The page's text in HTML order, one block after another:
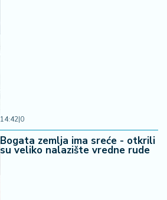
14:42|0
Bogata zemlja ima sreće - otkrili
su veliko nalazište vredne rude